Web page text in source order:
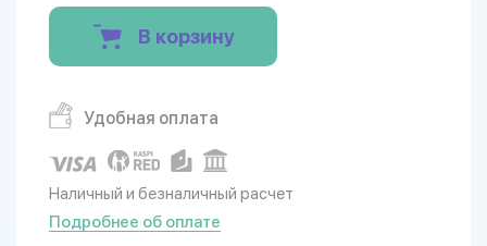
В корзину
Удобная оплата
Наличный и безналичный расчет
Подробнее об оплате